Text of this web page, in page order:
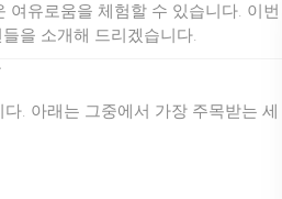
여유로움을 체험할 수 있습니다. 이번
을 소개해 드리겠습니다.
. 아래는 그중에서 가장 주목받는 세